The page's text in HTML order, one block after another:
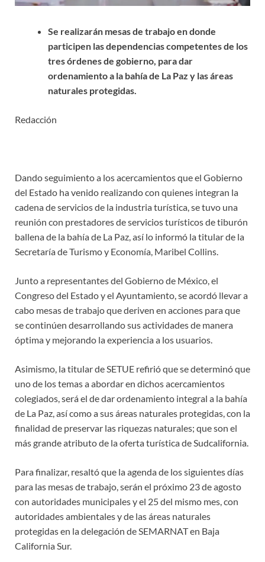
Se realizarán mesas de trabajo en donde
participen las dependencias competentes de los
tres órdenes de gobierno, para dar
ordenamiento a la bahía de La Paz y las áreas
naturales protegidas.
Redacción
Dando seguimiento a los acercamientos que el Gobierno
del Estado ha venido realizando con quienes integran la
cadena de servicios de la industria turística, se tuvo una
reunión con prestadores de servicios turísticos de tiburón
ballena de la bahía de La Paz, así lo informó la titular de la
Secretaría de Turismo y Economía, Maribel Collins.
Junto a representantes del Gobierno de México, el
Congreso del Estado y el Ayuntamiento, se acordó llevar a
cabo mesas de trabajo que deriven en acciones para que
se continúen desarrollando sus actividades de manera
óptima y mejorando la experiencia a los usuarios.
Asimismo, la titular de SETUE refirió que se determinó que
uno de los temas a abordar en dichos acercamientos
colegiados, será el de dar ordenamiento integral a la bahía
de La Paz, así como a sus áreas naturales protegidas, con la
finalidad de preservar las riquezas naturales; que son el
más grande atributo de la oferta turística de Sudcalifornia.
Para finalizar, resaltó que la agenda de los siguientes días
para las mesas de trabajo, serán el próximo 23 de agosto
con autoridades municipales y el 25 del mismo mes, con
autoridades ambientales y de las áreas naturales
protegidas en la delegación de SEMARNAT en Baja
California Sur.